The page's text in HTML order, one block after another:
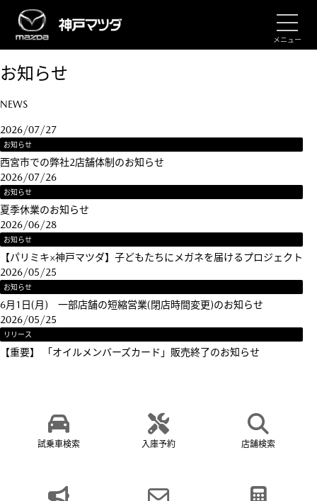
メニュー
お知らせ
NEWS
2026/07/27
お知らせ
西宮市での弊社2店舗体制のお知らせ
2026/07/26
お知らせ
夏季休業のお知らせ
2026/06/28
お知らせ
【パリミキ×神戸マツダ】子どもたちにメガネを届けるプロジェクト
2026/05/25
お知らせ
6月1日(月) 一部店舗の短縮営業(閉店時間変更)のお知らせ
2026/05/25
リリース
【重要】 「オイルメンバーズカード」販売終了のお知らせ
試乗車検索 入庫予約 店舗検索